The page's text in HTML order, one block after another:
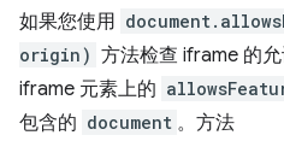
如果您使用
origin) 方法检查 iframe 的
iframe 元素上的
包含的 document 。方法